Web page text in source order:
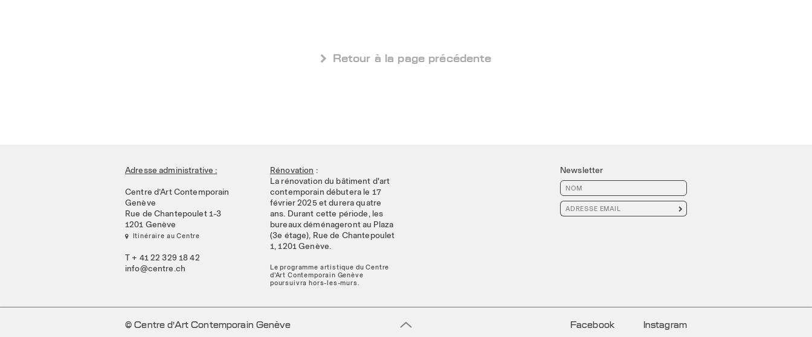
 Retour à la page précédente
Adresse administrative :
Centre d’Art Contemporain
Genève
Rue de Chantepoulet 1-3
1201 Genève
 Itinéraire au Centre
T + 41 22 329 18 42
info@centre.ch
Rénovation :
La rénovation du bâtiment d'art
contemporain débutera le 17
février 2025 et durera quatre
ans. Durant cette période, les
bureaux déménageront au Plaza
(3e étage), Rue de Chantepoulet
1, 1201 Genève.
Le programme artistique du Centre
d'Art Contemporain Genève
poursuivra hors-les-murs.
Newsletter

© Centre d’Art Contemporain Genève Facebook Instagram